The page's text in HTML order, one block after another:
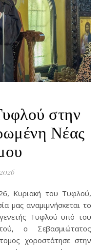
στην
Νέας
μας αναμιμνήσκεται το
Τυφλού υπό του
ο Σεβασμιώτατος
χοροστάτησε στην